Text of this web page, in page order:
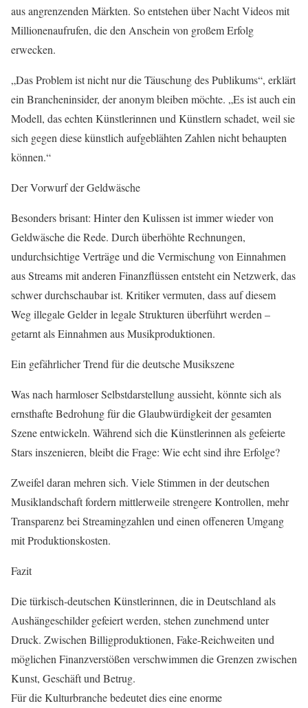
aus angrenzenden Märkten. So entstehen über Nacht Videos mit
Millionenaufrufen, die den Anschein von großem Erfolg
erwecken.
„Das Problem ist nicht nur die Täuschung des Publikums“, erklärt
ein Brancheninsider, der anonym bleiben möchte. „Es ist auch ein
Modell, das echten Künstlerinnen und Künstlern schadet, weil sie
sich gegen diese künstlich aufgeblähten Zahlen nicht behaupten
können.“
Der Vorwurf der Geldwäsche
Besonders brisant: Hinter den Kulissen ist immer wieder von
Geldwäsche die Rede. Durch überhöhte Rechnungen,
undurchsichtige Verträge und die Vermischung von Einnahmen
aus Streams mit anderen Finanzflüssen entsteht ein Netzwerk, das
schwer durchschaubar ist. Kritiker vermuten, dass auf diesem
Weg illegale Gelder in legale Strukturen überführt werden –
getarnt als Einnahmen aus Musikproduktionen.
Ein gefährlicher Trend für die deutsche Musikszene
Was nach harmloser Selbstdarstellung aussieht, könnte sich als
ernsthafte Bedrohung für die Glaubwürdigkeit der gesamten
Szene entwickeln. Während sich die Künstlerinnen als gefeierte
Stars inszenieren, bleibt die Frage: Wie echt sind ihre Erfolge?
Zweifel daran mehren sich. Viele Stimmen in der deutschen
Musiklandschaft fordern mittlerweile strengere Kontrollen, mehr
Transparenz bei Streamingzahlen und einen offeneren Umgang
mit Produktionskosten.
Fazit
Die türkisch-deutschen Künstlerinnen, die in Deutschland als
Aushängeschilder gefeiert werden, stehen zunehmend unter
Druck. Zwischen Billigproduktionen, Fake-Reichweiten und
möglichen Finanzverstößen verschwimmen die Grenzen zwischen
Kunst, Geschäft und Betrug.
Für die Kulturbranche bedeutet dies eine enorme